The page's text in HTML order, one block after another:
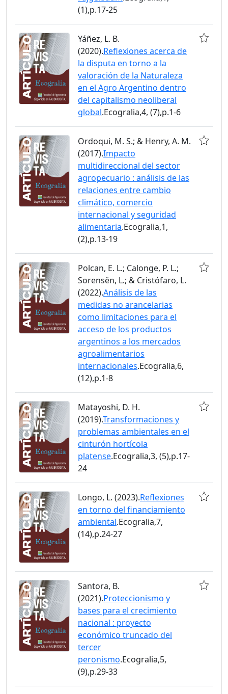
(1),p.17-25
Yáñez, L. B.
(2020).Reflexiones acerca de
la disputa en torno a la
valoración de la Naturaleza
en el Agro Argentino dentro
del capitalismo neoliberal
global.Ecogralia,4, (7),p.1-6
Ordoqui, M. S.; & Henry, A. M.
(2017).Impacto
multidireccional del sector
agropecuario : análisis de las
relaciones entre cambio
climático, comercio
internacional y seguridad
alimentaria.Ecogralia,1,
(2),p.13-19
Polcan, E. L.; Calonge, P. L.;
Sorensën, L.; & Cristófaro, L.
(2022).Análisis de las
medidas no arancelarias
como limitaciones para el
acceso de los productos
argentinos a los mercados
agroalimentarios
internacionales.Ecogralia,6,
(12),p.1-8
Matayoshi, D. H.
(2019).Transformaciones y
problemas ambientales en el
cinturón hortícola
platense.Ecogralia,3, (5),p.17-
24
Longo, L. (2023).Reflexiones
en torno del financiamiento
ambiental.Ecogralia,7,
(14),p.24-27
Santora, B.
(2021).Proteccionismo y
bases para el crecimiento
nacional : proyecto
económico truncado del
tercer
peronismo.Ecogralia,5,
(9),p.29-33